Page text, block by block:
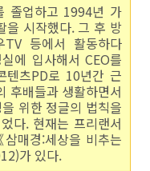
졸업하고 1994년 가
을 시작했다. 그 후 방
TV 등에서 활동하다
에 입사해서 CEO를
텐츠PD로 10년간 근
후배들과 생활하면서
위한 정글의 법칙을
다. 현재는 프리랜서
매경:세상을 비추는
가 있다.